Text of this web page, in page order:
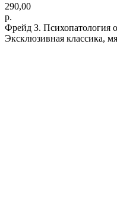
290,00
р.
Фрейд З. Психопатология
Эксклюзивная классика,